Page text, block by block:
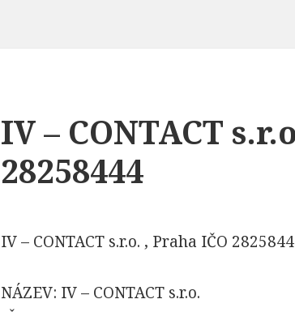
IV – CONTACT
28258444
IV – CONTACT s.r.o. , Praha IČO
NÁZEV: IV – CONTACT s.r.o.